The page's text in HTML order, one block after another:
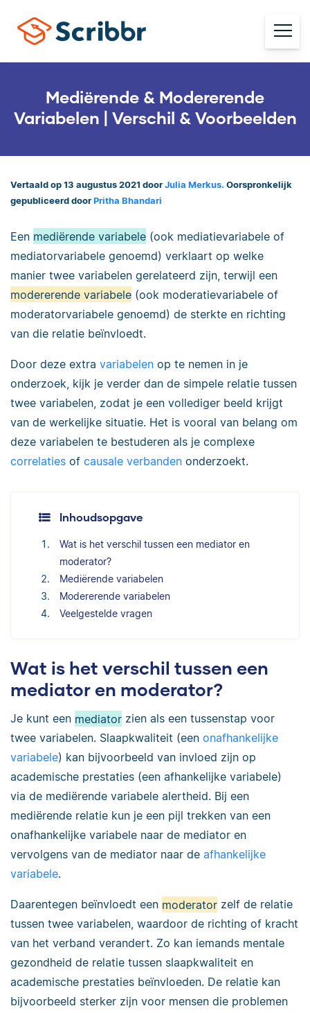
Mediërende & Modererende
Variabelen | Verschil & Voorbeelden
Vertaald op 13 augustus 2021 door Julia Merkus. Oorspronkelijk
gepubliceerd door Pritha Bhandari
Een mediërende variabele (ook mediatievariabele of
mediatorvariabele genoemd) verklaart op welke
manier twee variabelen gerelateerd zijn, terwijl een
modererende variabele (ook moderatievariabele of
moderatorvariabele genoemd) de sterkte en richting
van die relatie beïnvloedt.
Door deze extra variabelen op te nemen in je
onderzoek, kijk je verder dan de simpele relatie tussen
twee variabelen, zodat je een vollediger beeld krijgt
van de werkelijke situatie. Het is vooral van belang om
deze variabelen te bestuderen als je complexe
correlaties of causale verbanden onderzoekt.
Inhoudsopgave
Wat is het verschil tussen een mediator en
moderator?
Mediërende variabelen
Modererende variabelen
Veelgestelde vragen
Wat is het verschil tussen een
mediator en moderator?
Je kunt een mediator zien als een tussenstap voor
twee variabelen. Slaapkwaliteit (een onafhankelijke
variabele) kan bijvoorbeeld van invloed zijn op
academische prestaties (een afhankelijke variabele)
via de mediërende variabele alertheid. Bij een
mediërende relatie kun je een pijl trekken van een
onafhankelijke variabele naar de mediator en
vervolgens van de mediator naar de afhankelijke
variabele.
Daarentegen beïnvloedt een moderator zelf de relatie
tussen twee variabelen, waardoor de richting of kracht
van het verband verandert. Zo kan iemands mentale
gezondheid de relatie tussen slaapkwaliteit en
academische prestaties beïnvloeden. De relatie kan
bijvoorbeeld sterker zijn voor mensen die problemen